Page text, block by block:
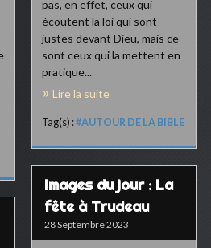
pas, en effet, ceux qui
écoutent la loi qui sont
justes devant Dieu, mais ce
sont ceux qui la mettent en
pratique...
Lire la suite
Tag(s) :#AUTOUR DE LA BIBLE
Images du jour : La
fête à Trudeau
28 Septembre 2023